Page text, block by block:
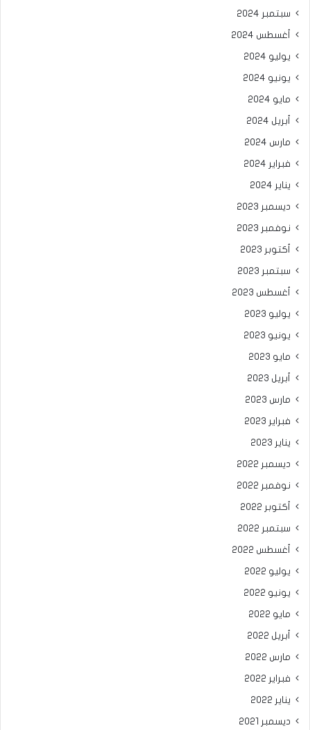
سبتمبر 2024
أغسطس 2024
يوليو 2024
يونيو 2024
مايو 2024
أبريل 2024
مارس 2024
فبراير 2024
يناير 2024
ديسمبر 2023
نوفمبر 2023
أكتوبر 2023
سبتمبر 2023
أغسطس 2023
يوليو 2023
يونيو 2023
مايو 2023
أبريل 2023
مارس 2023
فبراير 2023
يناير 2023
ديسمبر 2022
نوفمبر 2022
أكتوبر 2022
سبتمبر 2022
أغسطس 2022
يوليو 2022
يونيو 2022
مايو 2022
أبريل 2022
مارس 2022
فبراير 2022
يناير 2022
ديسمبر 2021